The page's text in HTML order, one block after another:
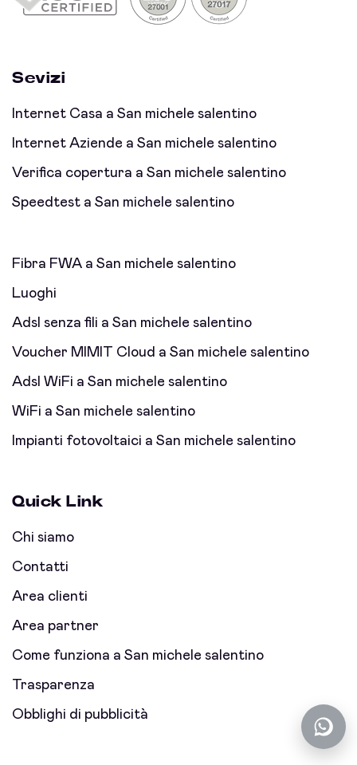
Sevizi
Internet Casa a San michele salentino
Internet Aziende a San michele salentino
Verifica copertura a San michele salentino
Speedtest a San michele salentino
Fibra FWA a San michele salentino
Luoghi
Adsl senza fili a San michele salentino
Voucher MIMIT Cloud a San michele salentino
Adsl WiFi a San michele salentino
WiFi a San michele salentino
Impianti fotovoltaici a San michele salentino
Quick Link
Chi siamo
Contatti
Area clienti
Area partner
Come funziona a San michele salentino
Trasparenza
Obblighi di pubblicità